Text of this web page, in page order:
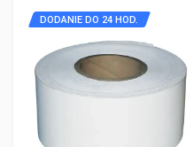
DODANIE DO 24 HOD.